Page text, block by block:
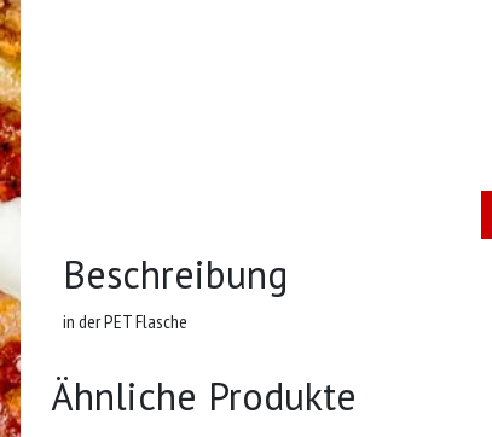
Beschreibung
in der PET Flasche
Ähnliche Produkte